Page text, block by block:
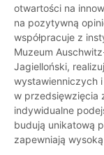
otwartości na
na pozytywną
współpracuje z
Muzeum
Jagielloński,
wystawienniczych
w przedsięwzięcia
indywidualne
budują unikatową
zapewniają